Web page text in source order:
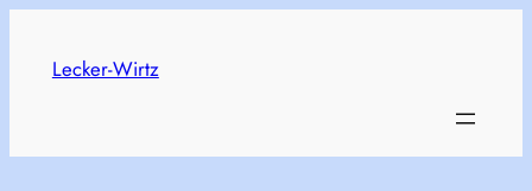
content
Lecker-Wirtz